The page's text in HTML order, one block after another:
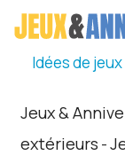
Idées de
Jeux &
extérieurs -